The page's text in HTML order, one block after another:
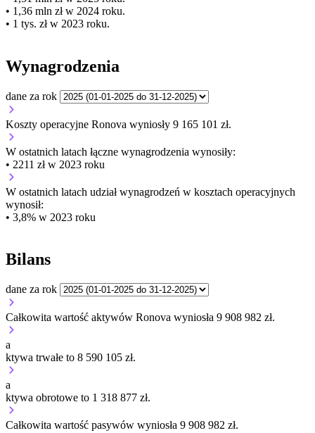
• 1,36 mln zł w 2024 roku.
• 1 tys. zł w 2023 roku.
Wynagrodzenia
dane za rok
Koszty operacyjne Ronova wyniosły 9 165 101 zł.
W ostatnich latach łączne wynagrodzenia wynosiły:
• 2211 zł w 2023 roku
W ostatnich latach udział wynagrodzeń w kosztach operacyjnych
wynosił:
• 3,8% w 2023 roku
Bilans
dane za rok
Całkowita wartość aktywów Ronova wyniosła 9 908 982 zł.
a
ktywa trwałe to 8 590 105 zł.
a
ktywa obrotowe to 1 318 877 zł.
Całkowita wartość pasywów wyniosła 9 908 982 zł.